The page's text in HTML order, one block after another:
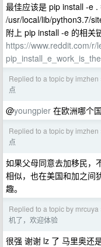
最佳应该是 pip install -e
/usr/local/lib/python3.7/
附上 pip install -e 的相关
https://www.reddit.com/r/
Replied to a topic by imzhen
点
@youngpier 在欧洲哪个
Replied to a topic by imzhen
点
如果父母同意去加移民，
相似，也在美国和加之间
趣。
Replied to a topic by mrcuya
机了，欢迎体验
很强 谢谢 lz 了 马里奥还